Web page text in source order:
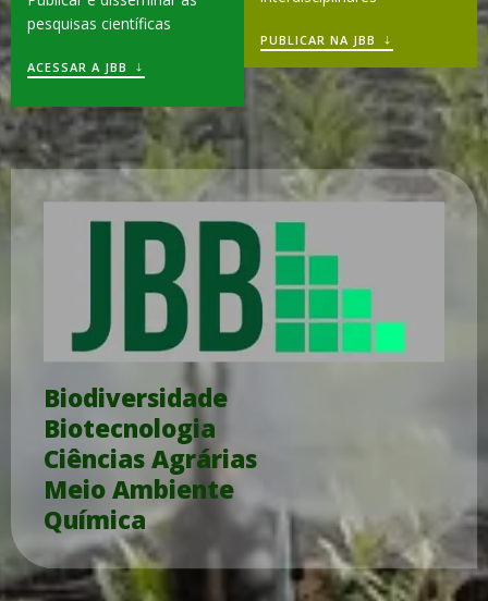
pesquisas científicas
ACESSAR A JBB
PUBLICAR NA JBB
Biodiversidade
Biotecnologia
Ciências Agrárias
Meio Ambiente
Química